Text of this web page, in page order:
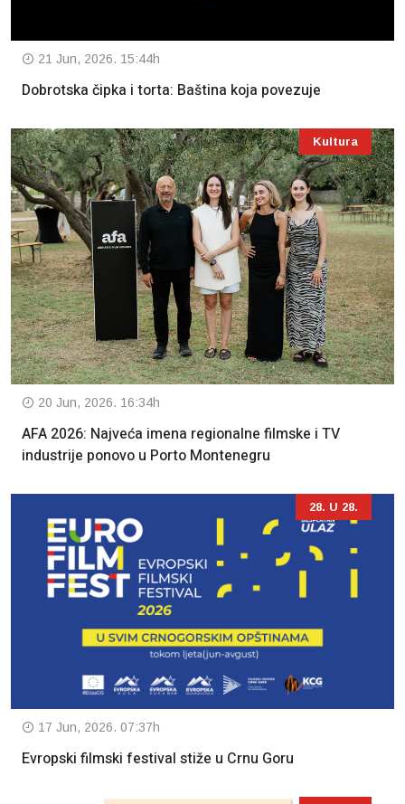
21 Jun, 2026. 15:44h
Dobrotska čipka i torta: Baština koja povezuje
Kultura
20 Jun, 2026. 16:34h
AFA 2026: Najveća imena regionalne filmske i TV
industrije ponovo u Porto Montenegru
28. U 28.
17 Jun, 2026. 07:37h
Evropski filmski festival stiže u Crnu Goru